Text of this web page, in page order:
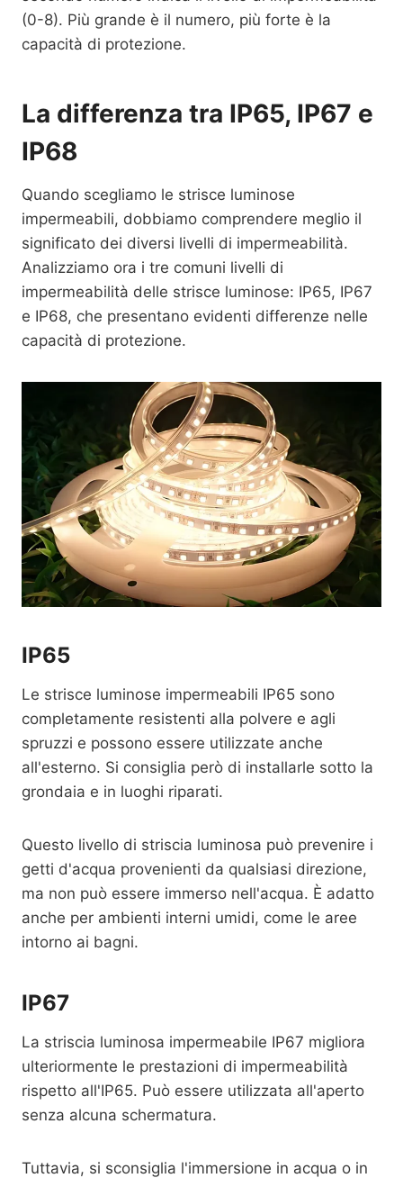
(0-8). Più grande è il numero, più forte è la
capacità di protezione.
La differenza tra IP65, IP67 e
IP68
Quando scegliamo le strisce luminose
impermeabili, dobbiamo comprendere meglio il
significato dei diversi livelli di impermeabilità.
Analizziamo ora i tre comuni livelli di
impermeabilità delle strisce luminose: IP65, IP67
e IP68, che presentano evidenti differenze nelle
capacità di protezione.
IP65
Le strisce luminose impermeabili IP65 sono
completamente resistenti alla polvere e agli
spruzzi e possono essere utilizzate anche
all'esterno. Si consiglia però di installarle sotto la
grondaia e in luoghi riparati.
Questo livello di striscia luminosa può prevenire i
getti d'acqua provenienti da qualsiasi direzione,
ma non può essere immerso nell'acqua. È adatto
anche per ambienti interni umidi, come le aree
intorno ai bagni.
IP67
La striscia luminosa impermeabile IP67 migliora
ulteriormente le prestazioni di impermeabilità
rispetto all'IP65. Può essere utilizzata all'aperto
senza alcuna schermatura.
Tuttavia, si sconsiglia l'immersione in acqua o in